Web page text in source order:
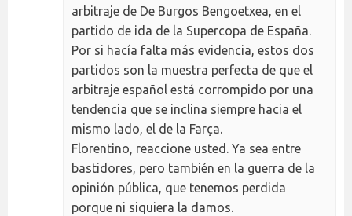
arbitraje de De Burgos Bengoetxea, en el
partido de ida de la Supercopa de España.
Por si hacía falta más evidencia, estos dos
partidos son la muestra perfecta de que el
arbitraje español está corrompido por una
tendencia que se inclina siempre hacia el
mismo lado, el de la Farça.
Florentino, reaccione usted. Ya sea entre
bastidores, pero también en la guerra de la
opinión pública, que tenemos perdida
porque ni siquiera la damos.